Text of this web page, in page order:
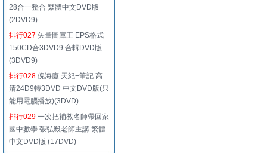
28合一整合 繁體中文DVD版
(2DVD9)
排行027 矢量圖庫王 EPS格式
150CD合3DVD9 合輯DVD版
(3DVD9)
排行028 倪海廈 天紀+筆記 高
清24D9轉3DVD 中文DVD版(只
能用電腦播放)(3DVD)
排行029 一次把補教名師帶回家
國中數學 張弘毅老師主講 繁體
中文DVD版 (17DVD)